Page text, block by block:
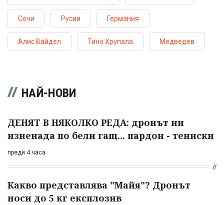
Сочи Русия Германия
Алис Вайдел Тино Хрупала Медведев
НАЙ-НОВИ
ДЕНЯТ В НЯКОЛКО РЕДА: дронът ни
изненада по бели гащ... пардон - тениски
преди 4 часа
Какво представлява "Майя"? Дронът
носи до 5 кг експлозив